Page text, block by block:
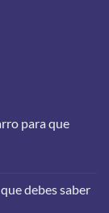
para que
debes saber